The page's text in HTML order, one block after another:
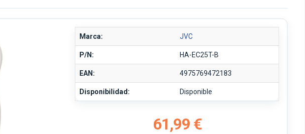
Marca: JVC
P/N: HA-EC25T-B
EAN: 4975769472183
Disponibilidad: Disponible
61,99 €